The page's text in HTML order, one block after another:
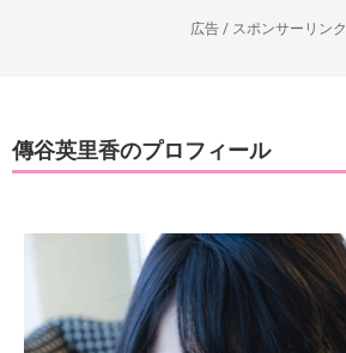
広告 / スポンサーリンク
傳谷英里香のプロフィール